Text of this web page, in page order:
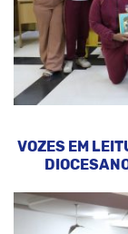
VOZES EM